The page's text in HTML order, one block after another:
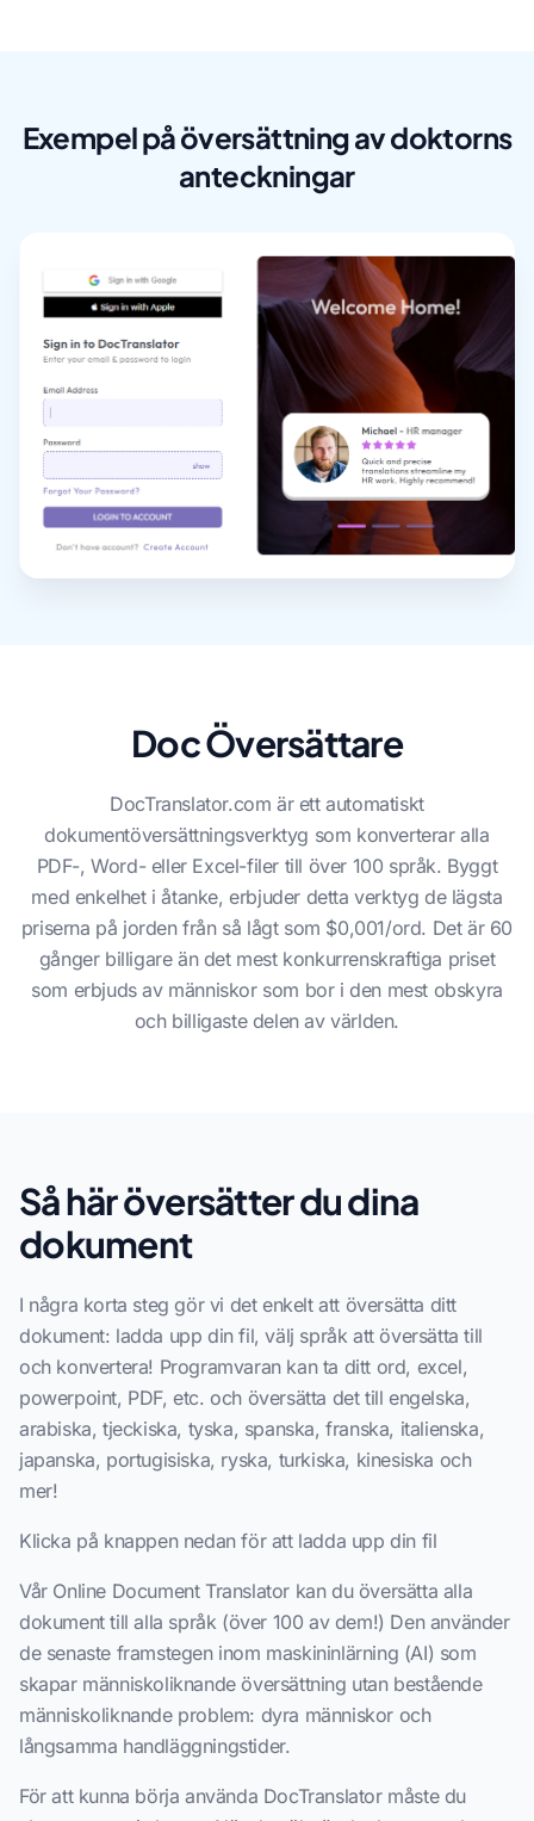
Exempel på översättning av doktorns
anteckningar
Doc Översättare
DocTranslator.com är ett automatiskt
dokumentöversättningsverktyg som konverterar alla
PDF-, Word- eller Excel-filer till över 100 språk. Byggt
med enkelhet i åtanke, erbjuder detta verktyg de lägsta
priserna på jorden från så lågt som $0,001/ord. Det är 60
gånger billigare än det mest konkurrenskraftiga priset
som erbjuds av människor som bor i den mest obskyra
och billigaste delen av världen.
Så här översätter du dina
dokument
I några korta steg gör vi det enkelt att översätta ditt
dokument: ladda upp din fil, välj språk att översätta till
och konvertera! Programvaran kan ta ditt ord, excel,
powerpoint, PDF, etc. och översätta det till engelska,
arabiska, tjeckiska, tyska, spanska, franska, italienska,
japanska, portugisiska, ryska, turkiska, kinesiska och
mer!
Klicka på knappen nedan för att ladda upp din fil
Vår Online Document Translator kan du översätta alla
dokument till alla språk (över 100 av dem!) Den använder
de senaste framstegen inom maskininlärning (AI) som
skapar människoliknande översättning utan bestående
människoliknande problem: dyra människor och
långsamma handläggningstider.
För att kunna börja använda DocTranslator måste du